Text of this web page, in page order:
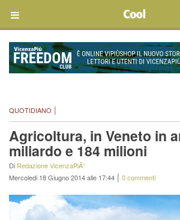
QUOTIDIANO |
Agricoltura, in Veneto in
miliardo e 184 milioni
Di Redazione VicenzaPiÃ¹
Mercoledi 18 Giugno 2014 alle 17:44 | 0 commenti